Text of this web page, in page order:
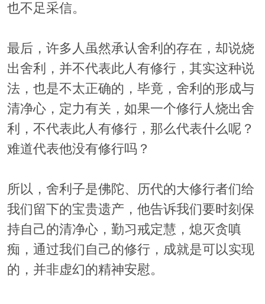
也不足采信。
最后，许多人虽然承认舍利的存在，却说烧
出舍利，并不代表此人有修行，其实这种说
法，也是不太正确的，毕竟，舍利的形成与
清净心，定力有关，如果一个修行人烧出舍
利，不代表此人有修行，那么代表什么呢？
难道代表他没有修行吗？
所以，舍利子是佛陀、历代的大修行者们给
我们留下的宝贵遗产，他告诉我们要时刻保
持自己的清净心，勤习戒定慧，熄灭贪嗔
痴，通过我们自己的修行，成就是可以实现
的，并非虚幻的精神安慰。